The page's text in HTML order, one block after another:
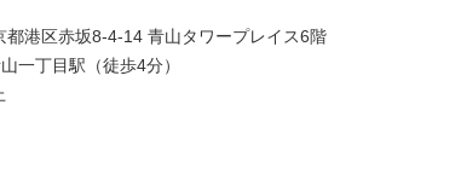
港区赤坂8-4-14 青山タワープレイス6階
一丁目駅（徒歩4分）